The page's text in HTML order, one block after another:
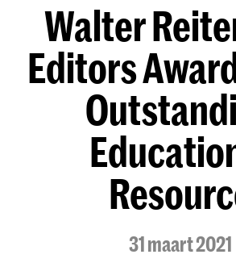
Walter
Editors
31 maart 2021